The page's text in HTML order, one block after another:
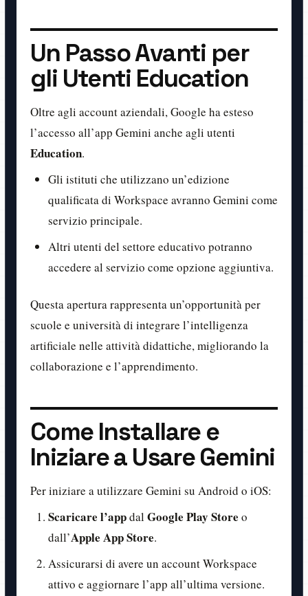
Un Passo Avanti per
gli Utenti Education
Oltre agli account aziendali, Google ha esteso
l’accesso all’app Gemini anche agli utenti
Education.
Gli istituti che utilizzano un’edizione
qualificata di Workspace avranno Gemini come
servizio principale.
Altri utenti del settore educativo potranno
accedere al servizio come opzione aggiuntiva.
Questa apertura rappresenta un’opportunità per
scuole e università di integrare l’intelligenza
artificiale nelle attività didattiche, migliorando la
collaborazione e l’apprendimento.
Come Installare e
Iniziare a Usare Gemini
Per iniziare a utilizzare Gemini su Android o iOS:
Scaricare l’appdal Google Play Store o
dall’Apple App Store.
Assicurarsi di avere un account Workspace
attivo e aggiornare l’app all’ultima versione.